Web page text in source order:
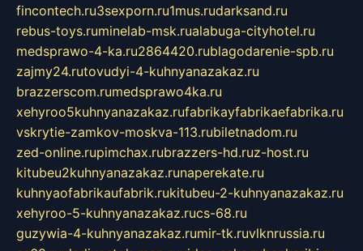
fincontech.ru3sexporn.ru1mus.rudarksand.ru
rebus-toys.ruminelab-msk.rualabuga-cityhotel.ru
medsprawo-4-ka.ru2864420.rublagodarenie-spb.ru
zajmy24.rutovudyi-4-kuhnyanazakaz.ru
brazzerscom.rumedsprawo4ka.ru
xehyroo5kuhnyanazakaz.rufabrikayfabrikaefabrika.ru
vskrytie-zamkov-moskva-113.rubiletnadom.ru
zed-online.rupimchax.rubrazzers-hd.ruz-host.ru
kitubeu2kuhnyanazakaz.runaperekate.ru
kuhnyaofabrikaufabrik.rukitubeu-2-kuhnyanazakaz.ru
xehyroo-5-kuhnyanazakaz.rucs-68.ru
guzywia-4-kuhnyanazakaz.rumir-tk.ruvlknrussia.ru